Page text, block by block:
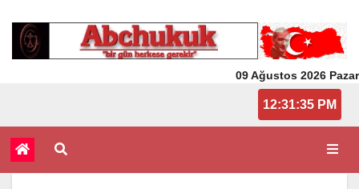
09 Ağustos 2026 Pazar
12:31:36 PM